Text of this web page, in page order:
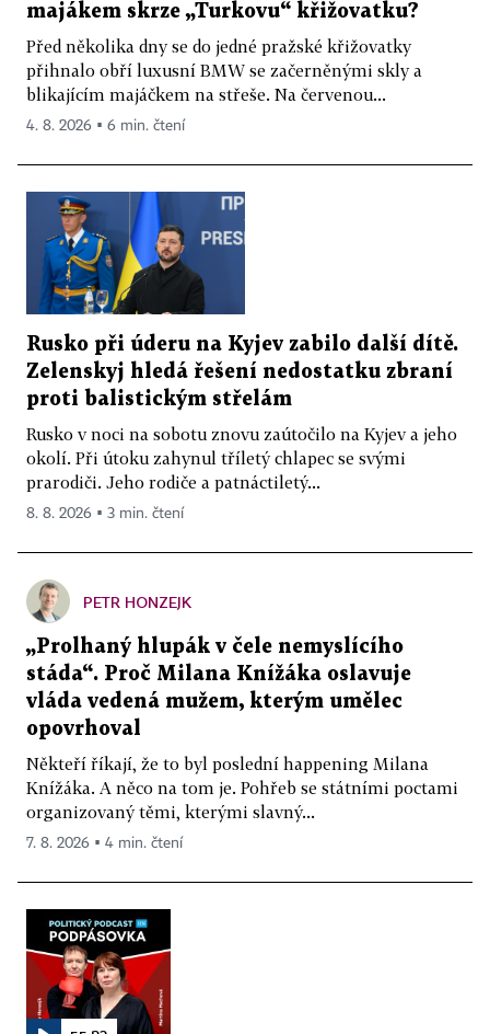
majákem skrze „Turkovu“ křižovatku?
Před několika dny se do jedné pražské křižovatky
přihnalo obří luxusní BMW se začerněnými skly a
blikajícím majáčkem na střeše. Na červenou...
4. 8. 2026 ▪ 6 min. čtení
Rusko při úderu na Kyjev zabilo další dítě.
Zelenskyj hledá řešení nedostatku zbraní
proti balistickým střelám
Rusko v noci na sobotu znovu zaútočilo na Kyjev a jeho
okolí. Při útoku zahynul tříletý chlapec se svými
prarodiči. Jeho rodiče a patnáctiletý...
8. 8. 2026 ▪ 3 min. čtení
PETR HONZEJK
„Prolhaný hlupák v čele nemyslícího
stáda“. Proč Milana Knížáka oslavuje
vláda vedená mužem, kterým umělec
opovrhoval
Někteří říkají, že to byl poslední happening Milana
Knížáka. A něco na tom je. Pohřeb se státními poctami
organizovaný těmi, kterými slavný...
7. 8. 2026 ▪ 4 min. čtení